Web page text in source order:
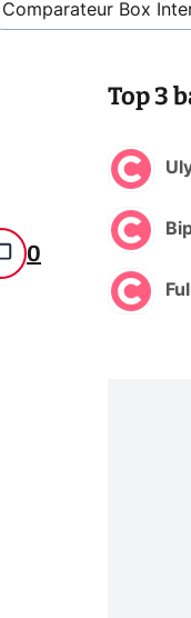
Comparateur Box
0
Top 3